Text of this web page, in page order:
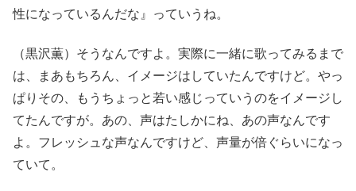
性になっているんだな』っていうね。
（黒沢薫）そうなんですよ。実際に一緒に歌ってみるまで
は、まあもちろん、イメージはしていたんですけど。やっ
ぱりその、もうちょっと若い感じっていうのをイメージし
てたんですが。あの、声はたしかにね、あの声なんです
よ。フレッシュな声なんですけど、声量が倍ぐらいになっ
ていて。